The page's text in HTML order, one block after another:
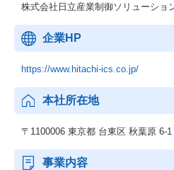
株式会社日立産業制御ソリューショ
企業HP
https://www.hitachi-ics.co.jp/
本社所在地
〒1100006 東京都 台東区 秋葉原 6-
事業内容